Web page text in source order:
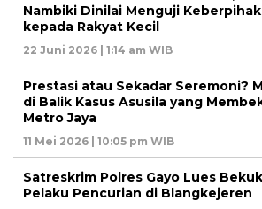
Nambiki Dinilai Menguji
kepada Rakyat Kecil
22 Juni 2026 | 1:14 am WIB
Prestasi atau Sekadar Seremoni?
di Balik Kasus Asusila yang
Metro Jaya
11 Mei 2026 | 10:05 pm WIB
Satreskrim Polres Gayo Lues
Pelaku Pencurian di Blangkejeren